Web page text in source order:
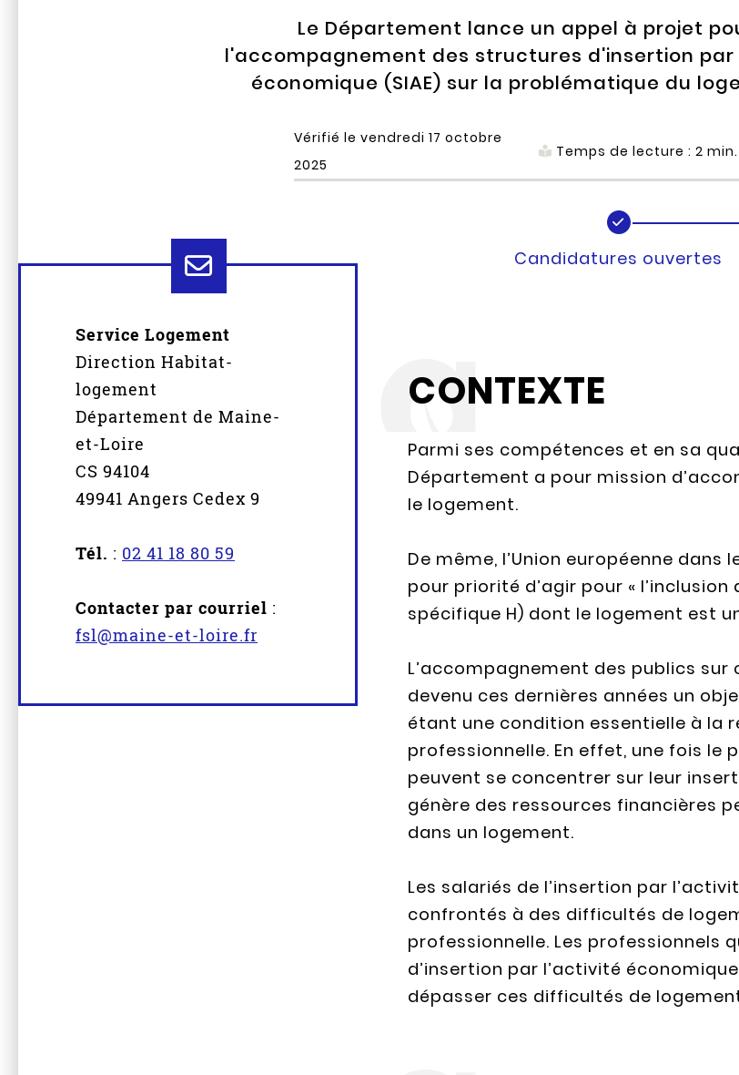
Le Département lance un appel à projet
l'accompagnement des structures d'insertion
économique (SIAE) sur la problématique du
Vérifié le vendredi 17 octobre
2025
Temps de lecture :2 min.
Service Logement
Direction Habitat-
logement
Département de Maine-
et-Loire
CS 94104
49941 Angers Cedex 9
Tél. : 02 41 18 80 59
Contacter par courriel :
fsl@maine-et-loire.fr
Candidatures ouvertes
CONTEXTE
Parmi ses compétences et en sa
Département a pour mission
le logement.
De même, l’Union européenne dans
pour priorité d’agir pour «
spécifique H) dont le logement est
L’accompagnement des publics
devenu ces dernières années un
étant une condition essentielle à la
professionnelle. En effet, une fois le
peuvent se concentrer sur leur
génère des ressources financières
dans un logement.
Les salariés de l’insertion par
confrontés à des difficultés de
professionnelle. Les professionnels
d’insertion par l’activité
dépasser ces difficultés de